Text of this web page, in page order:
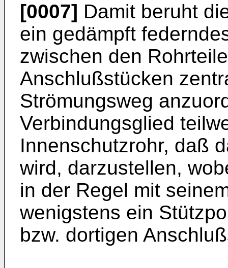
[0007] Damit beruht
ein gedämpft
zwischen den
Anschlußstücken
Strömungsweg
Verbindungsglied
Innenschutzrohr, daß
wird, darzustellen,
in der Regel mit
wenigstens ein
bzw. dortigen